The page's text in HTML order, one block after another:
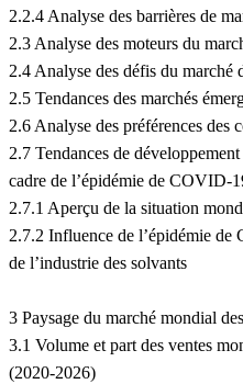
2.2.4 Analyse des barrières de
2.3 Analyse des moteurs du
2.4 Analyse des défis du marché
2.5 Tendances des marchés
2.6 Analyse des préférences des
2.7 Tendances de
cadre de l’épidémie de COVID-
2.7.1 Aperçu de la situation
2.7.2 Influence de l’épidémie
de l’industrie des solvants
3 Paysage du marché mondial
3.1 Volume et part des ventes
(2020-2026)